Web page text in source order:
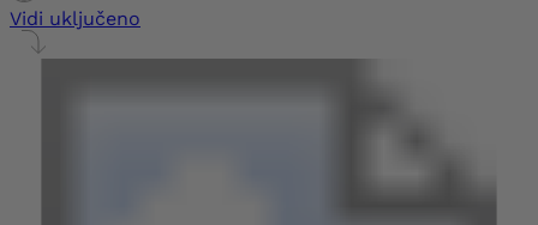
Vidi uključeno